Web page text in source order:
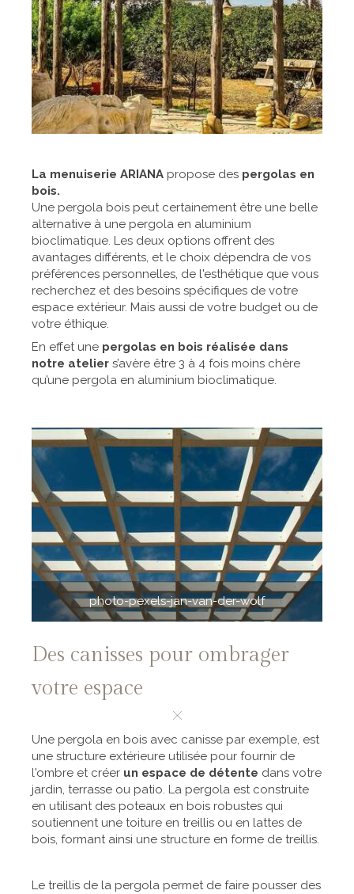
La menuiserie ARIANA propose des pergolas en
bois.
Une pergola bois peut certainement être une belle
alternative à une pergola en aluminium
bioclimatique. Les deux options offrent des
avantages différents, et le choix dépendra de vos
préférences personnelles, de l'esthétique que vous
recherchez et des besoins spécifiques de votre
espace extérieur. Mais aussi de votre budget ou de
votre éthique.
En effet une pergolas en bois réalisée dans
notre atelier s’avère être 3 à 4 fois moins chère
qu’une pergola en aluminium bioclimatique.
photo-pexels-jan-van-der-wolf
Des canisses pour ombrager
votre espace
Une pergola en bois avec canisse par exemple, est
une structure extérieure utilisée pour fournir de
l'ombre et créer un espace de détente dans votre
jardin, terrasse ou patio. La pergola est construite
en utilisant des poteaux en bois robustes qui
soutiennent une toiture en treillis ou en lattes de
bois, formant ainsi une structure en forme de treillis.
Le treillis de la pergola permet de faire pousser des